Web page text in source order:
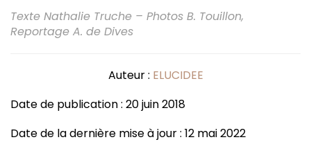
Texte Nathalie Truche – Photos B. Touillon,
Reportage A. de Dives
Auteur : ELUCIDEE
Date de publication : 20 juin 2018
Date de la dernière mise à jour : 12 mai 2022